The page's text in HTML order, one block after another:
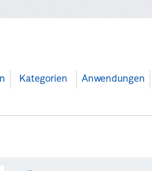
Kategorien Anwendungen